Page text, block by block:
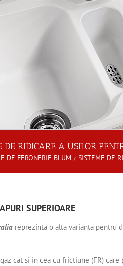
DE RIDICARE A USILOR
DE FERONERIE BLUM SISTEME DE
SUPERIOARE
reprezinta o alta varianta pentru
cat si in cea cu frictiune (FR)